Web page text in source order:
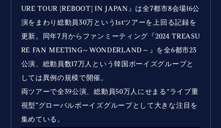
URE TOUR [REBOOT] IN JAPAN』は全7都市8会場16公
演をまわり総動員30万という1stツアーを上回る記録を
更新。同年7月からファンミーティング『2024 TREASU
RE FAN MEETING～WONDERLAND～』を全6都市23
公演、総動員数17万人という韓国ボーイズグループと
しては異例の規模で開催。
両ツアーで全39公演、総動員50万人にせまる“ライブ重
視型”グローバルボーイズグループとして大きな注目を
集めている。